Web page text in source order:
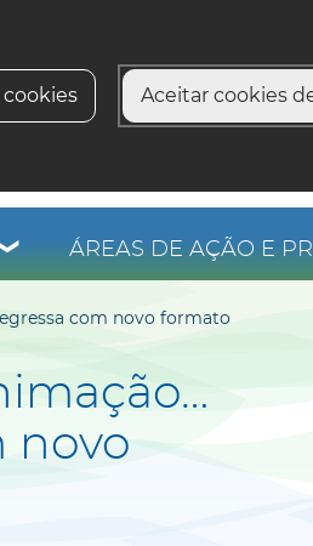
cookies Aceitar cookies
ÁREAS DE AÇÃO E
com novo formato
novo